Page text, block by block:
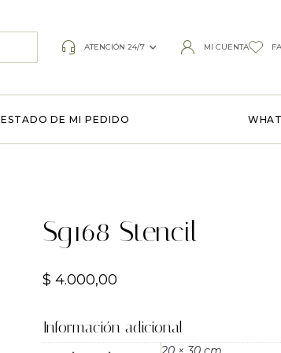
ATENCIÓN 24/7 MI CUENTA
ESTADO DE MI PEDIDO
Sg168 Stencil
$ 4.000,00
Información adicional